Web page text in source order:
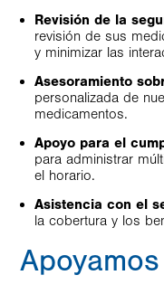
Revisión de la
revisión de sus
y minimizar las
Asesoramiento
personalizada de
medicamentos.
Apoyo para el
para administrar
el horario.
Asistencia con el
la cobertura y los